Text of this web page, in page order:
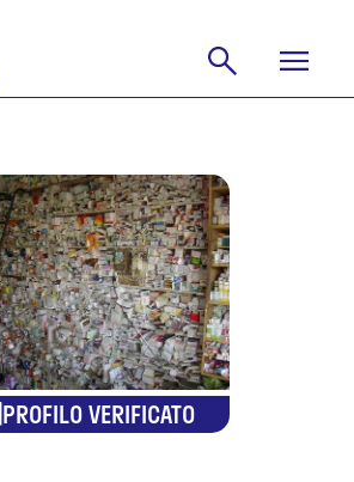
PROFILO VERIFICATO